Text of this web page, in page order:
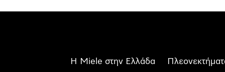
Η Miele στην Ελλάδα